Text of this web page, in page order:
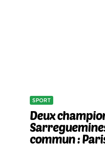
SPORT
Deux
commun :